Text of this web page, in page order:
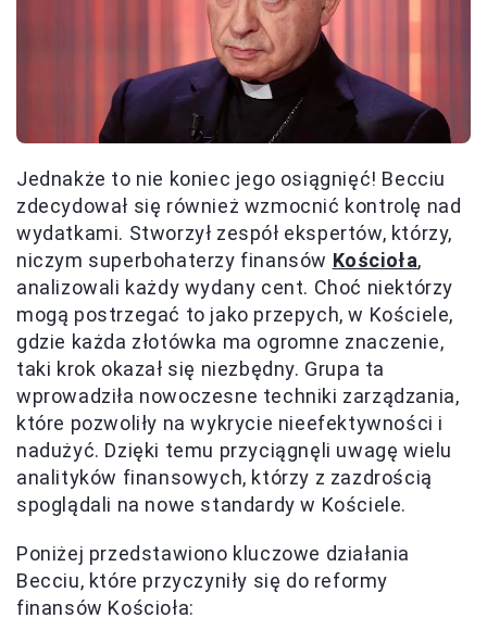
Jednakże to nie koniec jego osiągnięć! Becciu
zdecydował się również wzmocnić kontrolę nad
wydatkami. Stworzył zespół ekspertów, którzy,
niczym superbohaterzy finansów Kościoła,
analizowali każdy wydany cent. Choć niektórzy
mogą postrzegać to jako przepych, w Kościele,
gdzie każda złotówka ma ogromne znaczenie,
taki krok okazał się niezbędny. Grupa ta
wprowadziła nowoczesne techniki zarządzania,
które pozwoliły na wykrycie nieefektywności i
nadużyć. Dzięki temu przyciągnęli uwagę wielu
analityków finansowych, którzy z zazdrością
spoglądali na nowe standardy w Kościele.
Poniżej przedstawiono kluczowe działania
Becciu, które przyczyniły się do reformy
finansów Kościoła: